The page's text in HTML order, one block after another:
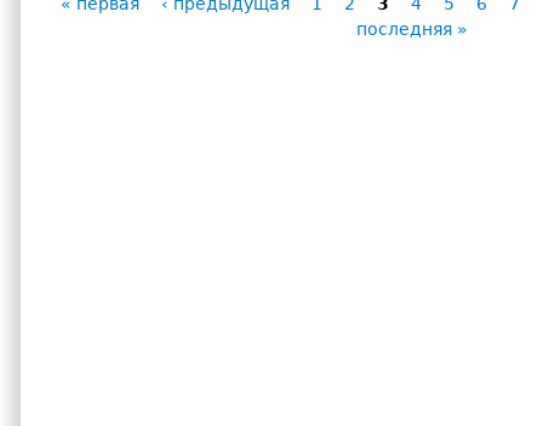
Страницы
последняя »